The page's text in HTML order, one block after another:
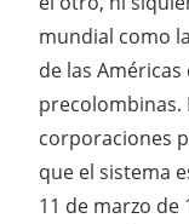
mundial como
de las
precolombinas.
corporaciones
que el sistema
11 de marzo